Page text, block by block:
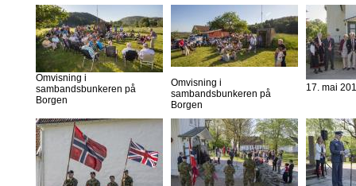
Omvisning i
sambandsbunkeren på
Borgen
Omvisning i
sambandsbunkeren på
Borgen
17. mai